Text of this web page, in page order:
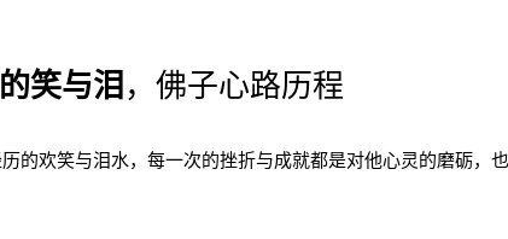
笑与泪 ，佛子心路历程
的欢笑与泪水，每一次的挫折与成就都是对他心灵的磨砺，